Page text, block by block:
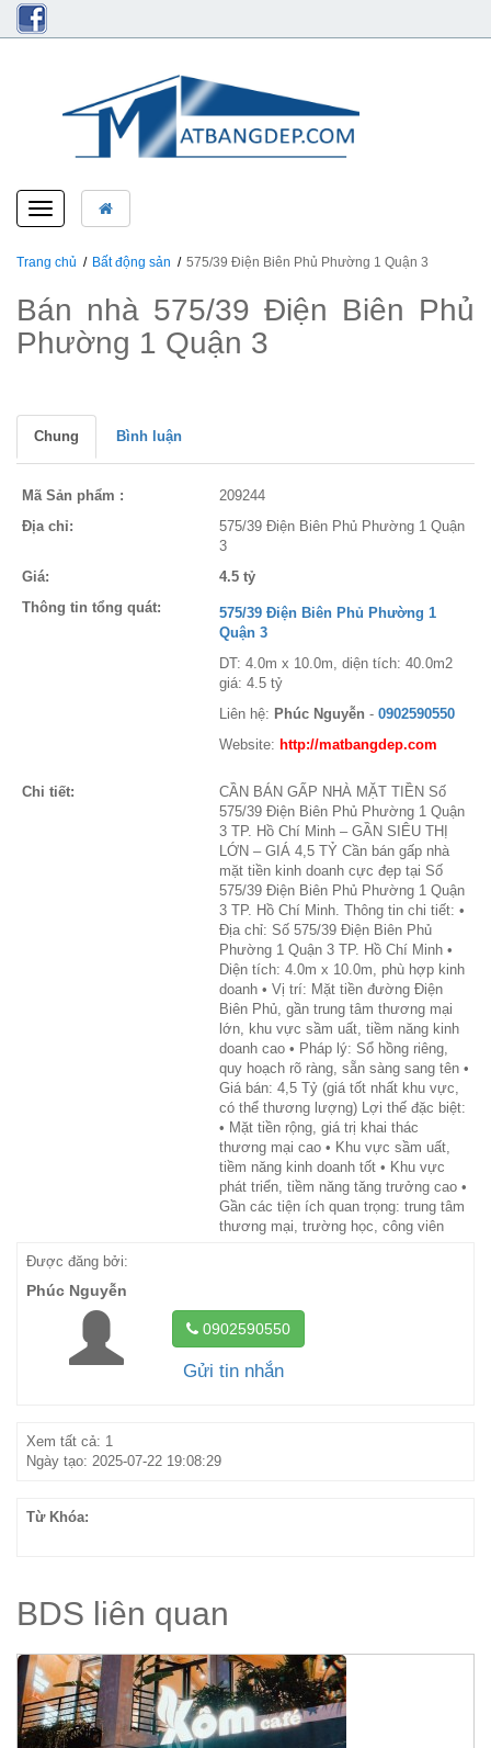
Toggle
navigation
Trang chủ Bất động sản 575/39 Điện Biên Phủ Phường 1 Quận 3
Bán nhà 575/39 Điện Biên Phủ
Phường 1 Quận 3
Chung Bình luận
Mã Sản phẩm :
209244
Địa chỉ:
575/39 Điện Biên Phủ Phường 1 Quận
3
Giá:
4.5 tỷ
Thông tin tổng quát:
575/39 Điện Biên Phủ Phường 1
Quận 3
DT: 4.0m x 10.0m, diện tích: 40.0m2
giá: 4.5 tỷ
Liên hệ: Phúc Nguyễn - 0902590550
Website: http://matbangdep.com
Chi tiết:
CẦN BÁN GẤP NHÀ MẶT TIỀN Số
575/39 Điện Biên Phủ Phường 1 Quận
3 TP. Hồ Chí Minh – GẦN SIÊU THỊ
LỚN – GIÁ 4,5 TỶ Cần bán gấp nhà
mặt tiền kinh doanh cực đẹp tại Số
575/39 Điện Biên Phủ Phường 1 Quận
3 TP. Hồ Chí Minh. Thông tin chi tiết: •
Địa chỉ: Số 575/39 Điện Biên Phủ
Phường 1 Quận 3 TP. Hồ Chí Minh •
Diện tích: 4.0m x 10.0m, phù hợp kinh
doanh • Vị trí: Mặt tiền đường Điện
Biên Phủ, gần trung tâm thương mại
lớn, khu vực sầm uất, tiềm năng kinh
doanh cao • Pháp lý: Sổ hồng riêng,
quy hoạch rõ ràng, sẵn sàng sang tên •
Giá bán: 4,5 Tỷ (giá tốt nhất khu vực,
có thể thương lượng) Lợi thế đặc biệt:
• Mặt tiền rộng, giá trị khai thác
thương mại cao • Khu vực sầm uất,
tiềm năng kinh doanh tốt • Khu vực
phát triển, tiềm năng tăng trưởng cao •
Gần các tiện ích quan trọng: trung tâm
thương mại, trường học, công viên
Được đăng bởi:
Phúc Nguyễn
0902590550
Gửi tin nhắn
Xem tất cả: 1
Ngày tạo: 2025-07-22 19:08:29
Từ Khóa:
BDS liên quan